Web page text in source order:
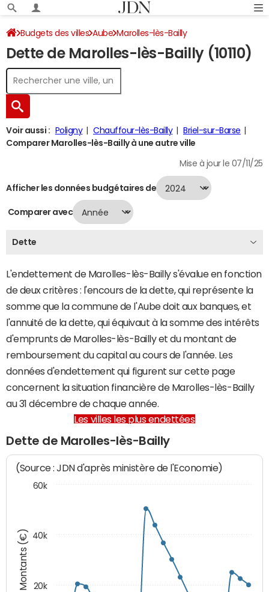
Budgets des villes Aube Marolles-lès-Bailly
Dette au 31/12/2024
Dette de Marolles-lès-Bailly (10110)
Voir aussi : Poligny Chauffour-lès-Bailly
Briel-sur-Barse
Comparer Marolles-lès-Bailly à une autre ville
Mise à jour le 07/11/25
Afficher les données budgétaires de
Comparer avec
Dette
L'endettement de Marolles-lès-Bailly s'évalue en fonction
de deux critères : l'encours de la dette, qui représente la
somme que la commune de l'Aube doit aux banques, et
l'annuité de la dette, qui équivaut à la somme des intérêts
d'emprunts de Marolles-lès-Bailly et du montant de
remboursement du capital au cours de l'année. Les
données d'endettement qui figurent sur cette page
concernent la situation financière de Marolles-lès-Bailly
au 31 décembre de chaque année.
Les villes les plus endettées
Dette de Marolles-lès-Bailly
Montants (€)
(Source : JDN d'après ministère de l'Economie)
20k
40k
60k